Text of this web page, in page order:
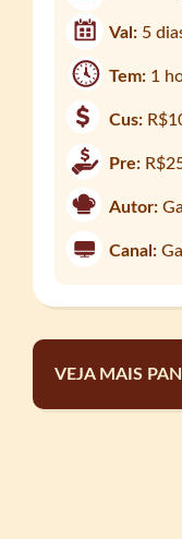
Val: 5
Tem: 1
Cus:
Pre:
Autor:
Canal:
VEJA MAIS